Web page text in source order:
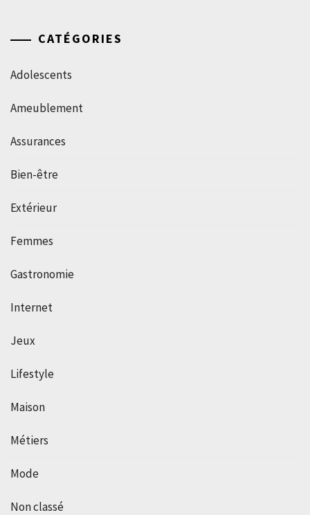
CATÉGORIES
Adolescents
Ameublement
Assurances
Bien-être
Extérieur
Femmes
Gastronomie
Internet
Jeux
Lifestyle
Maison
Métiers
Mode
Non classé